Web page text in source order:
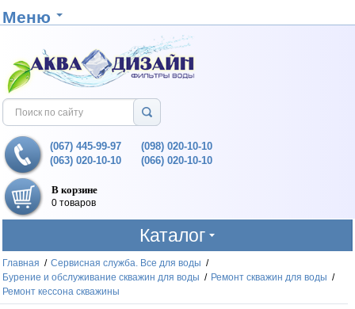
Меню
(067) 445-99-97
(063) 020-10-10
(098) 020-10-10
(066) 020-10-10
В корзине
0 товаров
Каталог
Главная / Сервисная служба. Все для воды /
Бурение и обслуживание скважин для воды / Ремонт скважин для воды /
Ремонт кессона скважины